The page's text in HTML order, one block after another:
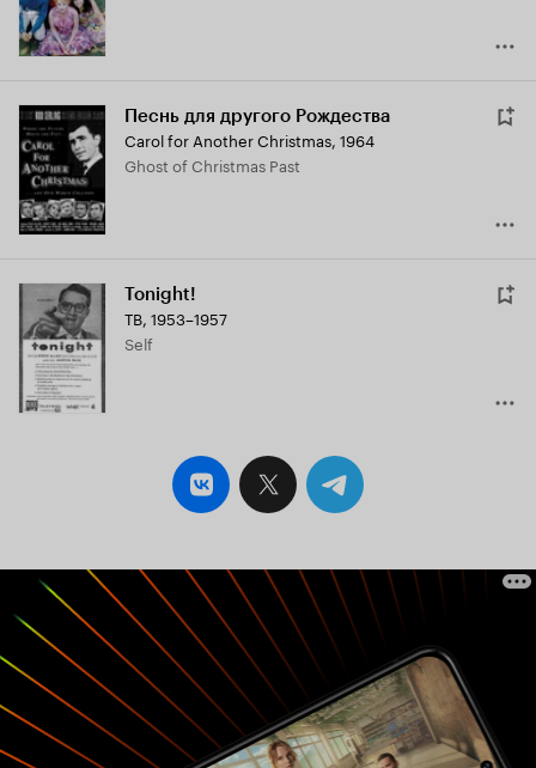
Песнь для другого Рождества
Carol for Another Christmas, 1964
Ghost of Christmas Past
Tonight!
ТВ, 1953–1957
Self